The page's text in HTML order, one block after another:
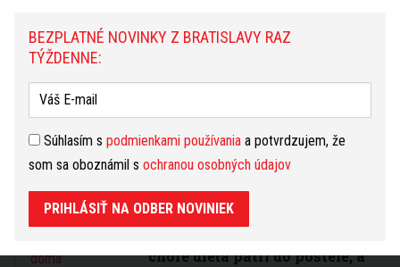
možnosti, aby bol domácim
miláčikom povolený vstup do
gastronomických prevádzok
6.12.18.
Bratislavský
regionálny úrad verejného
zdravotníctva varuje, vši útočia na deti najmä
v zime
choré dieťa patrí do postele, a
BEZPLATNÉ NOVINKY Z BRATISLAVY RAZ
TÝŽDENNE:
Súhlasím s podmienkami používania a potvrdzujem, že
som sa oboznámil s ochranou osobných údajov
PRIHLÁSIŤ NA ODBER NOVINIEK